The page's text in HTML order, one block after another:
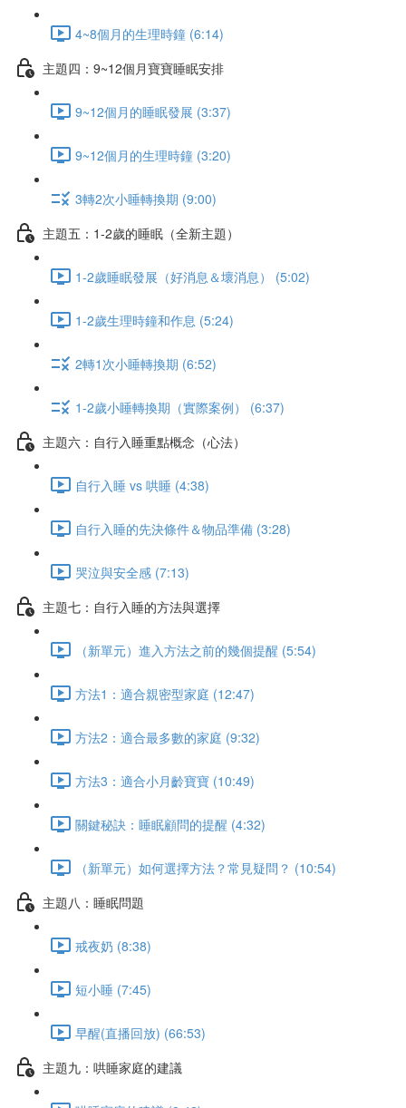
4~8個月的生理時鐘 (6:14)
主題四：9~12個月寶寶睡眠安排
9~12個月的睡眠發展 (3:37)
9~12個月的生理時鐘 (3:20)
3轉2次小睡轉換期 (9:00)
主題五：1-2歲的睡眠（全新主題）
1-2歲睡眠發展（好消息＆壞消息） (5:02)
1-2歲生理時鐘和作息 (5:24)
2轉1次小睡轉換期 (6:52)
1-2歲小睡轉換期（實際案例） (6:37)
主題六：自行入睡重點概念（心法）
自行入睡 vs 哄睡 (4:38)
自行入睡的先決條件＆物品準備 (3:28)
哭泣與安全感 (7:13)
主題七：自行入睡的方法與選擇
（新單元）進入方法之前的幾個提醒 (5:54)
方法1：適合親密型家庭 (12:47)
方法2：適合最多數的家庭 (9:32)
方法3：適合小月齡寶寶 (10:49)
關鍵秘訣：睡眠顧問的提醒 (4:32)
（新單元）如何選擇方法？常見疑問？ (10:54)
主題八：睡眠問題
戒夜奶 (8:38)
短小睡 (7:45)
早醒(直播回放) (66:53)
主題九：哄睡家庭的建議